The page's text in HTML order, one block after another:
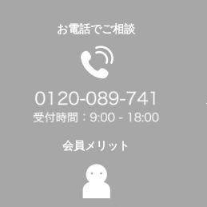
お電話でご相談
会員メリット